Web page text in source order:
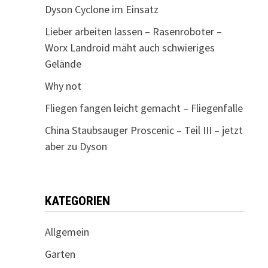
Dyson Cyclone im Einsatz
Lieber arbeiten lassen – Rasenroboter –
Worx Landroid mäht auch schwieriges
Gelände
Why not
Fliegen fangen leicht gemacht – Fliegenfalle
China Staubsauger Proscenic – Teil III – jetzt
aber zu Dyson
KATEGORIEN
Allgemein
Garten